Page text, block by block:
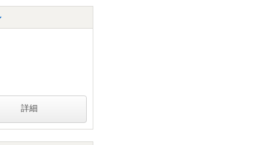
詳細